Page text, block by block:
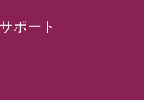
ポート